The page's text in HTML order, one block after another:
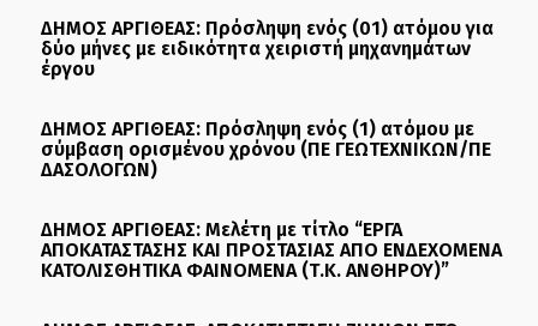
ΔΗΜΟΣ ΑΡΓΙΘΕΑΣ: Πρόσληψη ενός (01) ατόμου για
δύο μήνες με ειδικότητα χειριστή μηχανημάτων
έργου
ΔΗΜΟΣ ΑΡΓΙΘΕΑΣ: Πρόσληψη ενός (1) ατόμου με
σύμβαση ορισμένου χρόνου (ΠΕ ΓΕΩΤΕΧΝΙΚΩΝ/ΠΕ
ΔΑΣΟΛΟΓΩΝ)
ΔΗΜΟΣ ΑΡΓΙΘΕΑΣ: Μελέτη με τίτλο “ΕΡΓΑ
ΑΠΟΚΑΤΑΣΤΑΣΗΣ ΚΑΙ ΠΡΟΣΤΑΣΙΑΣ ΑΠΟ ΕΝΔΕΧΟΜΕΝΑ
ΚΑΤΟΛΙΣΘΗΤΙΚΑ ΦΑΙΝΟΜΕΝΑ (Τ.Κ. ΑΝΘΗΡΟΥ)”